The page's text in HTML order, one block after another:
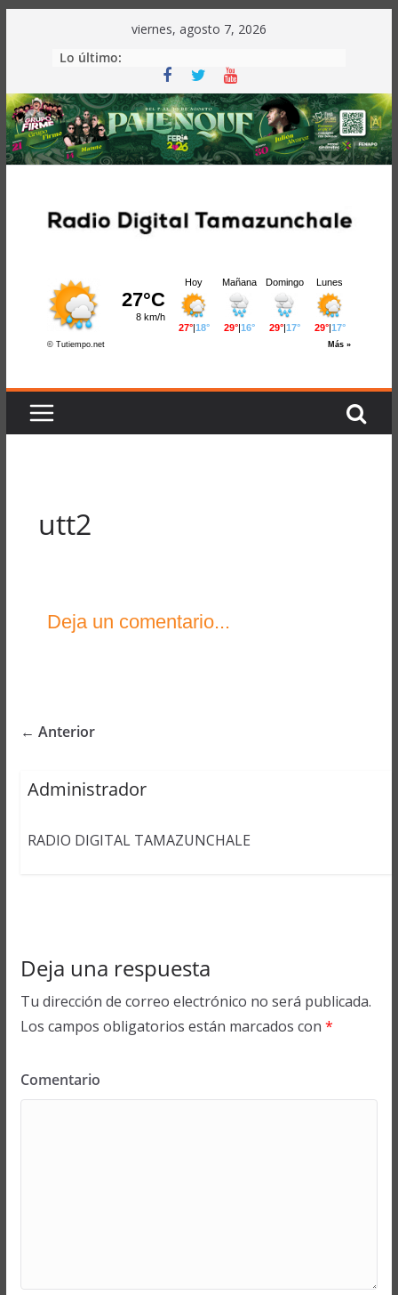
viernes, agosto 7, 2026
Lo último:
utt2
Deja un comentario...
← Anterior
Administrador
RADIO DIGITAL TAMAZUNCHALE
Deja una respuesta
Tu dirección de correo electrónico no será publicada.
Los campos obligatorios están marcados con *
Comentario